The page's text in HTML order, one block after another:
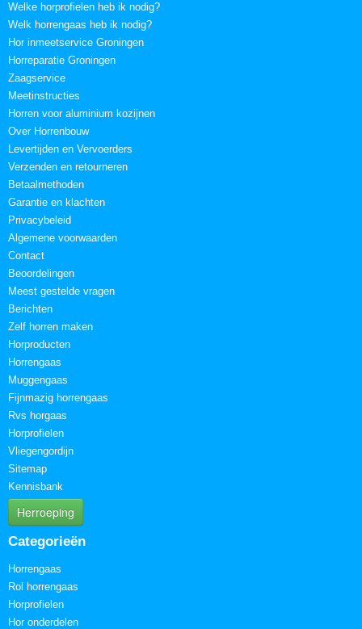
Welke horprofielen heb ik nodig?
Welk horrengaas heb ik nodig?
Hor inmeetservice Groningen
Horreparatie Groningen
Zaagservice
Meetinstructies
Horren voor aluminium kozijnen
Over Horrenbouw
Levertijden en Vervoerders
Verzenden en retourneren
Betaalmethoden
Garantie en klachten
Privacybeleid
Algemene voorwaarden
Contact
Beoordelingen
Meest gestelde vragen
Berichten
Zelf horren maken
Horproducten
Horrengaas
Muggengaas
Fijnmazig horrengaas
Rvs horgaas
Horprofielen
Vliegengordijn
Sitemap
Kennisbank
Herroeping
Categorieën
Horrengaas
Rol horrengaas
Horprofielen
Hor onderdelen